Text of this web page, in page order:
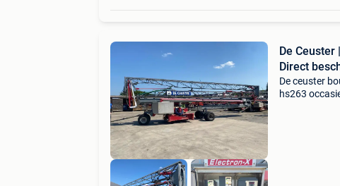
De Ceuster
Direct
De ceuster
hs263